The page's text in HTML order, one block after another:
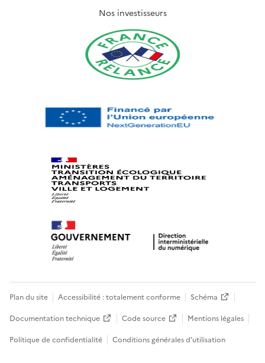
Nos investisseurs
Plan du site Accessibilité : totalement conforme
Schéma
Documentation technique
Code source
Mentions légales
Politique de confidentialité
Conditions générales d’utilisation